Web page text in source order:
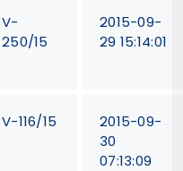
V-
250/15
2015-09-
29 15:14:01
V-116/15
2015-09-
30
07:13:09